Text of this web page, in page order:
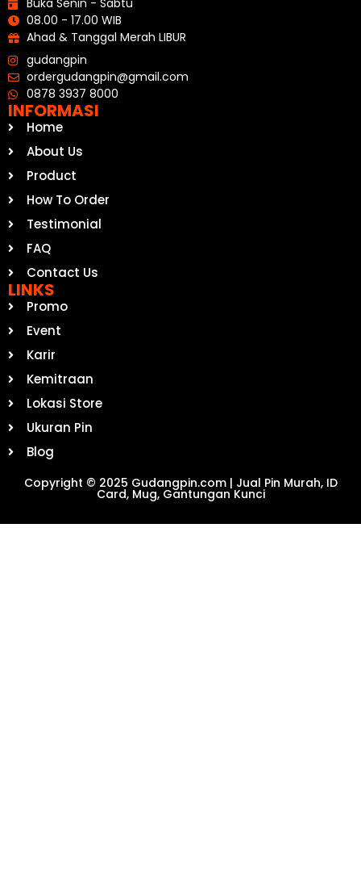
Buka Senin - Sabtu
08.00 - 17.00 WIB
Ahad & Tanggal Merah LIBUR
gudangpin
ordergudangpin@gmail.com
0878 3937 8000
INFORMASI
Home
About Us
Product
How To Order
Testimonial
FAQ
Contact Us
LINKS
Promo
Event
Karir
Kemitraan
Lokasi Store
Ukuran Pin
Blog
Copyright © 2025 Gudangpin.com | Jual Pin Murah, ID
Card, Mug, Gantungan Kunci